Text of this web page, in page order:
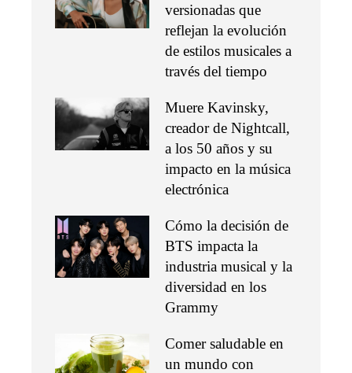
versionadas que
reflejan la evolución
de estilos musicales a
través del tiempo
Muere Kavinsky,
creador de Nightcall,
a los 50 años y su
impacto en la música
electrónica
Cómo la decisión de
BTS impacta la
industria musical y la
diversidad en los
Grammy
Comer saludable en
un mundo con